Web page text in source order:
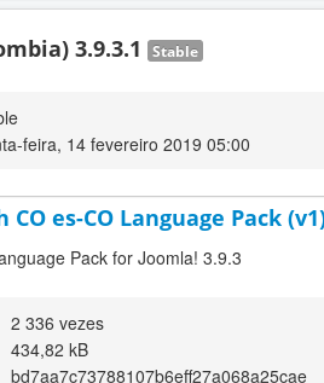
3.9.3.1 Stable
feira, 14 fevereiro 2019 05:00
CO es-CO Language Pack
Pack for Joomla! 3.9.3
2 336 vezes
434,82 kB
bd7aa7c73788107b6eff27a068a25cae